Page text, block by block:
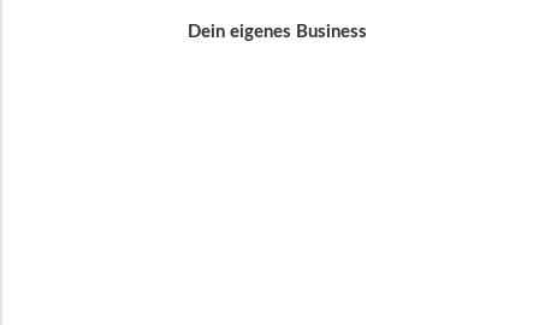
Dein eigenes Business